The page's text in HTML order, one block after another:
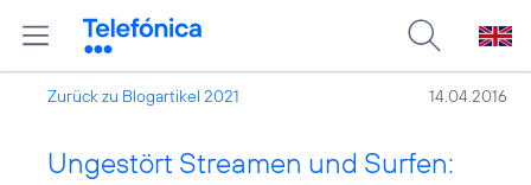
Zurück zu Blogartikel 2021 14.04.2016
Ungestört Streamen und Surfen: